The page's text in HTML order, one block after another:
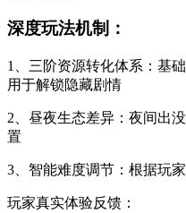
深度玩法机制：
1、三阶资源转化体系：基
用于解锁隐藏剧情
2、昼夜生态差异：夜间出
置
3、智能难度调节：根据玩
玩家真实体验反馈：